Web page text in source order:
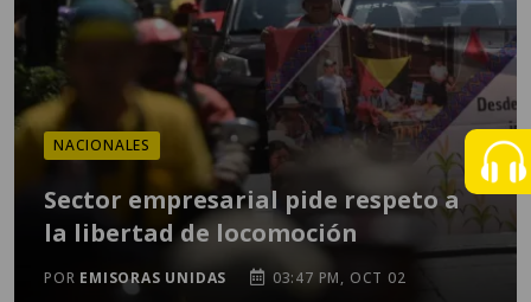
NACIONALES
Sector empresarial pide respeto a
la libertad de locomoción
POR EMISORAS UNIDAS 03:47 PM, OCT 02